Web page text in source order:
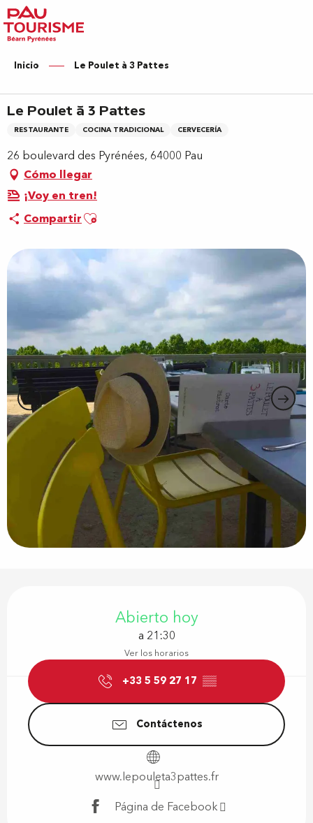
Aller
au
contenu
principal
Inicio Le Poulet à 3 Pattes
Le Poulet à 3 Pattes
RESTAURANTE COCINA TRADICIONAL CERVECERÍA
26 boulevard des Pyrénées, 64000 Pau
Cómo llegar
¡Voy en tren!
CompartirAjouter aux favoris
Abierto hoy
a 21:30
Ver los horarios
+33 5 59 27 17 ▒▒
Contáctenos
www.lepouleta3pattes.fr
Página de Facebook